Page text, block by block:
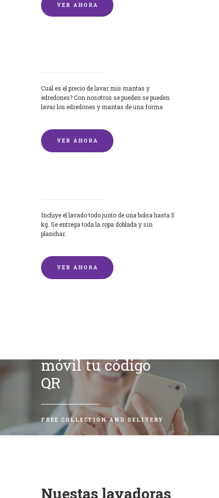
VER AHORA
Cuál es el precio de lavar mis mantas y
edredones? Con nosotros se pueden se pueden
lavar los edredones y mantas de una forma
VER AHORA
Incluye el lavado todo junto de una bolsa hasta 5
kg. Se entrega toda la ropa doblada y sin
planchar.
VER AHORA
móvil tu código
QR
FREE COLLECTION AND DELIVERY
Nuestas lavadoras